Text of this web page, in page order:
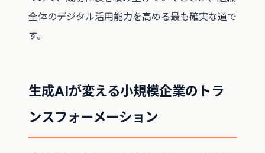
全体のデジタル活用能力を高める最も確実な道で
す。
生成AIが変える小規模企業のトラ
ンスフォーメーション